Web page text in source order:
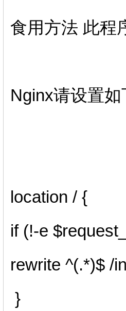
食用方法 此程
Nginx请设置
location / {
if (!-e
rewrite ^(.*)$ /
}